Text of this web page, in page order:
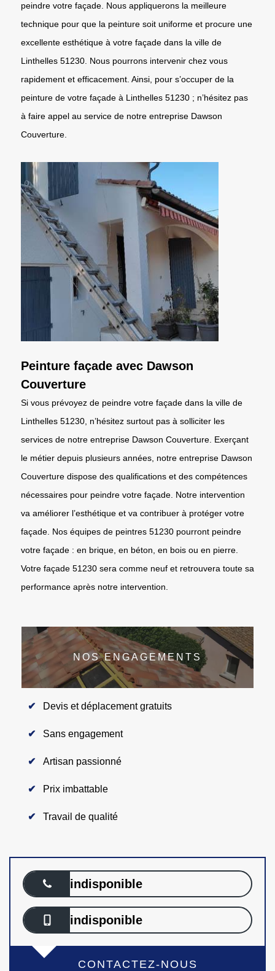
peindre votre façade. Nous appliquerons la meilleure
technique pour que la peinture soit uniforme et procure une
excellente esthétique à votre façade dans la ville de
Linthelles 51230. Nous pourrons intervenir chez vous
rapidement et efficacement. Ainsi, pour s’occuper de la
peinture de votre façade à Linthelles 51230 ; n’hésitez pas
à faire appel au service de notre entreprise Dawson
Couverture.
Peinture façade avec Dawson
Couverture
Si vous prévoyez de peindre votre façade dans la ville de
Linthelles 51230, n’hésitez surtout pas à solliciter les
services de notre entreprise Dawson Couverture. Exerçant
le métier depuis plusieurs années, notre entreprise Dawson
Couverture dispose des qualifications et des compétences
nécessaires pour peindre votre façade. Notre intervention
va améliorer l’esthétique et va contribuer à protéger votre
façade. Nos équipes de peintres 51230 pourront peindre
votre façade : en brique, en béton, en bois ou en pierre.
Votre façade 51230 sera comme neuf et retrouvera toute sa
performance après notre intervention.
NOS ENGAGEMENTS
Devis et déplacement gratuits
Sans engagement
Artisan passionné
Prix imbattable
Travail de qualité
indisponible
indisponible
CONTACTEZ-NOUS